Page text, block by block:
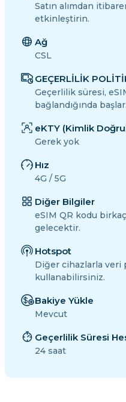
Satın alımdan
etkinleştirin.
Ağ
CSL
GEÇERLİLİK
Geçerlilik süresi,
bağlandığında başlar.
eKTY (Kimlik
Gerek yok
Hız
4G / 5G
Diğer Bilgiler
eSIM QR kodu
gelecektir.
Hotspot
Diğer cihazlarla veri
kullanabilirsiniz.
Bakiye Yükle
Mevcut
Geçerlilik Süresi
24 saat